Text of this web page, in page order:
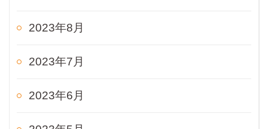
2023年8月
2023年7月
2023年6月